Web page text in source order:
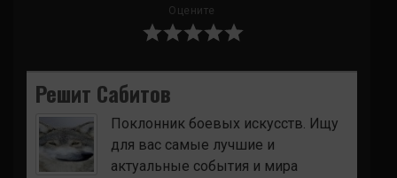
Оцените
Решит Сабитов
Поклонник боевых искусств. Ищу
для вас самые лучшие и
актуальные события и мира